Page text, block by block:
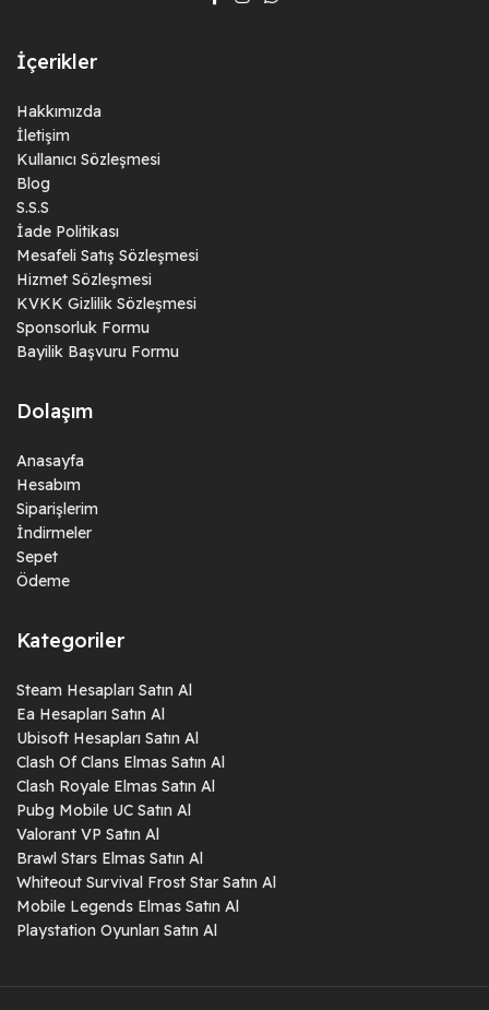
İçerikler
Hakkımızda
İletişim
Kullanıcı Sözleşmesi
Blog
S.S.S
İade Politikası
Mesafeli Satış Sözleşmesi
Hizmet Sözleşmesi
KVKK Gizlilik Sözleşmesi
Sponsorluk Formu
Bayilik Başvuru Formu
Dolaşım
Anasayfa
Hesabım
Siparişlerim
İndirmeler
Sepet
Ödeme
Kategoriler
Steam Hesapları Satın Al
Ea Hesapları Satın Al
Ubisoft Hesapları Satın Al
Clash Of Clans Elmas Satın Al
Clash Royale Elmas Satın Al
Pubg Mobile UC Satın Al
Valorant VP Satın Al
Brawl Stars Elmas Satın Al
Whiteout Survival Frost Star Satın Al
Mobile Legends Elmas Satın Al
Playstation Oyunları Satın Al